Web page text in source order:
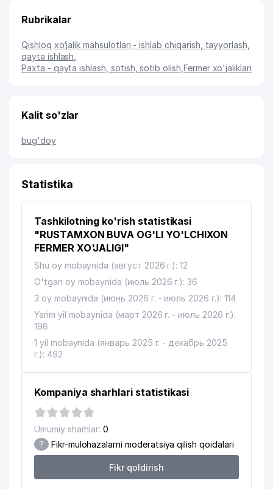
Rubrikalar
Qishloq xo‘jalik mahsulotlari - ishlab chiqarish, tayyorlash,
qayta ishlash
Paxta - qayta ishlash, sotish, sotib olish Fermer xo'jaliklari
Kalit so'zlar
bug'doy
Statistika
Tashkilotning ko'rish statistikasi
"RUSTAMXON BUVA OG'LI YO'LCHIXON
FERMER XO'JALIGI"
Shu oy mobaynida (август 2026 г.): 12
O'tgan oy mobaynida (июль 2026 г.): 36
3 oy mobaynida (июнь 2026 г. - июль 2026 г.): 114
Yarim yil mobaynida (март 2026 г. - июль 2026 г.):
198
1 yil mobaynida (январь 2025 г. - декабрь 2025
г.): 492
Kompaniya sharhlari statistikasi
Umumiy sharhlar: 0
? Fikr-mulohazalarni moderatsiya qilish qoidalari
Fikr qoldirish